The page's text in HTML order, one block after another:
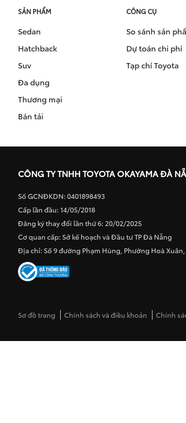
SẢN PHẨM
Sedan
Hatchback
Suv
Đa dụng
Thương mại
Bán tải
CÔNG CỤ
So sánh sản
Dự toán chi phí
Tạp chí Toyota
CÔNG TY TNHH TOYOTA OKAYAMA ĐÀ
Số GCNĐKDN: 0401898493
Cấp lần đầu: 14/05/2018
Đăng ký thay đổi lần thứ 6: 20/02/2025
Cơ quan cấp: Sở kế hoạch và Đầu tư TP Đà Nẵng
Địa chỉ: Số 9 đường Phạm Hùng, Phường Hoà
Sơ đồ trang Chính sách và điều khoản Chính